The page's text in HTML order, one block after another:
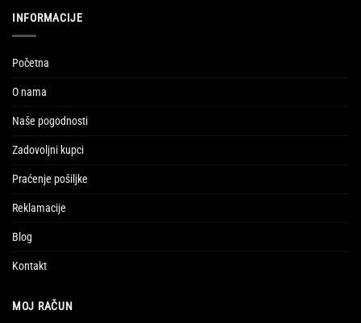
INFORMACIJE
Početna
O nama
Naše pogodnosti
Zadovoljni kupci
Praćenje pošiljke
Reklamacije
Blog
Kontakt
MOJ RAČUN